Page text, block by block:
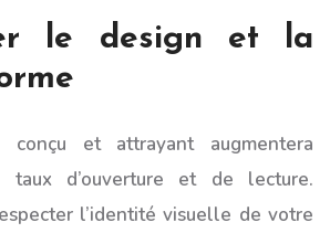
le design et la
et attrayant augmentera
taux d’ouverture et de lecture.
l’identité visuelle de votre